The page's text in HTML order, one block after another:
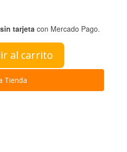
tarjetacon Mercado Pago.
al carrito
Tienda